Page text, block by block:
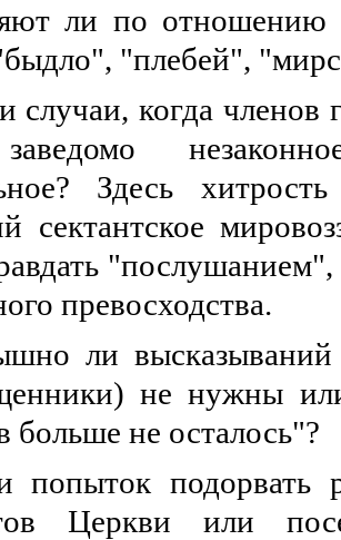
ли по отношению
"плебей",
случаи, когда членов
Здесь
сектантское
"послушанием",
превосходства.
ли
не нужны
больше не осталось"?
попыток подорвать
Церкви или